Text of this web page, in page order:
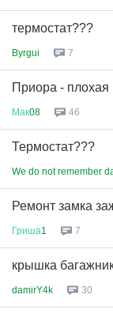
термостат???
Byrgui 7
Приора -
Мак08 46
Термостат???
We do not remember
Ремонт замка
Гриша1 7
крышка
damirY4k 30